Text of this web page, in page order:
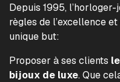
Depuis 1995,
règles de l’excellence
unique but:
Proposer à ses clients
bijoux de luxe. Que